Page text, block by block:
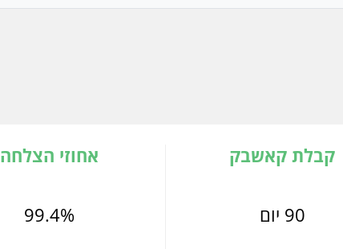
קבלת קאשבק
90 יום
אחוזי הצלחה
99.4%